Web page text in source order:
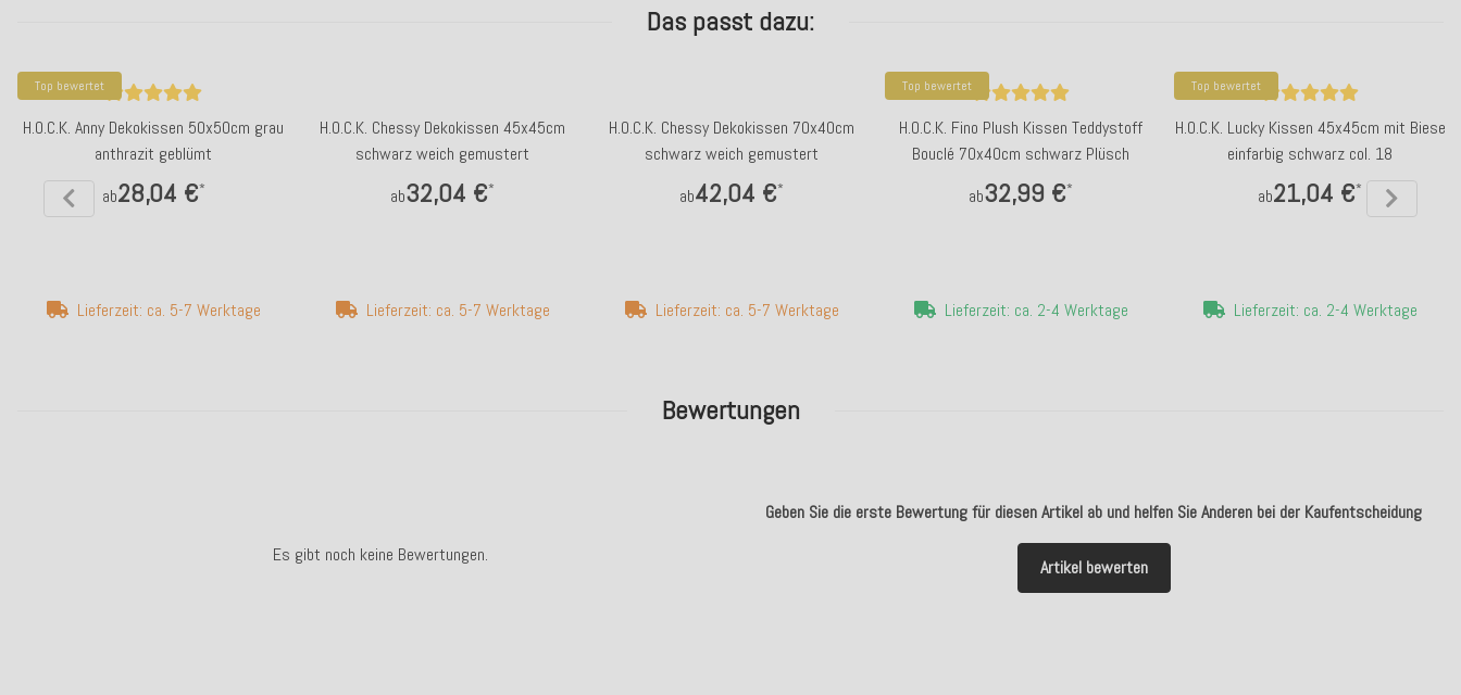
Bewertungen
Geben Sie die erste Bewertung für diesen Artikel ab und helfen Sie Anderen bei der Kaufentscheidung
Artikel bewerten
Es gibt noch keine Bewertungen.
Das passt dazu:
Top bewertet
H.O.C.K. Anny Dekokissen 50x50cm grau
anthrazit geblümt
ab28,04 €*
Lieferzeit: ca. 5-7 Werktage
H.O.C.K. Chessy Dekokissen 45x45cm
schwarz weich gemustert
ab32,04 €*
Lieferzeit: ca. 5-7 Werktage
H.O.C.K. Chessy Dekokissen 70x40cm
schwarz weich gemustert
ab42,04 €*
Lieferzeit: ca. 5-7 Werktage
Top bewertet
H.O.C.K. Fino Plush Kissen Teddystoff
Bouclé 70x40cm schwarz Plüsch
ab32,99 €*
Lieferzeit: ca. 2-4 Werktage
Top bewertet
H.O.C.K. Lucky Kissen 45x45cm mit Biese
einfarbig schwarz col. 18
ab21,04 €*
Lieferzeit: ca. 2-4 Werktage